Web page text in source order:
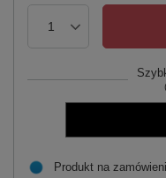
Produkt na